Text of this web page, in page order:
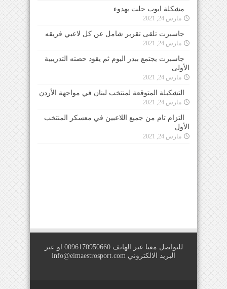
مشكلة ايوب حلت بهدوء
مارس 24, 2021
جاسبرت تلقى تقرير شامل عن كل لاعبي فريقه
مارس 24, 2021
جاسبرت يجتمع ببدر اليوم ثم يقود حصته التدريبية
الأولى
مارس 24, 2021
التشكيلة المتوقعة لمنتخب لبنان في مواجهة الأردن
مارس 24, 2021
التزام تام من جميع اللاعبين في معسكر المنتخب
الأول
مارس 24, 2021
للتواصل معنا عبر الهاتف 0096170950660 او عبر
البريد الالكتروني info@elmaestrosport.com